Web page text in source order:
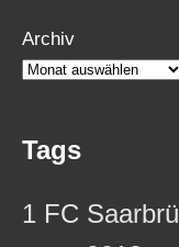
o
r
n
Archiv
Tags
1 FC